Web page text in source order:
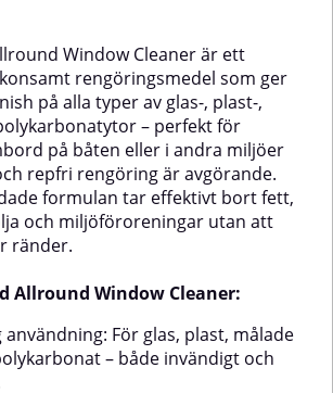
uppnår
effektiv
och
För
och
snabb
No
målade
och
alger,
snabbt
andra metallytor – perfekt för
både regelbundet underhåll och
djuprengöring efter säsongen!✅
Fördelar med Koch-Chemie
Marine Multi CleanerMångsidig
användning – Lämplig för alla
ytor både in- och utvändigtHög
rengöringskraft – Löser upp
smuts, salt, olja och fett
effektivtSkonsam mot material –
Innehåller inhibitorer för
känsliga metallerLätt att använda
– Spädes efter behov och
appliceras enkelt med svamp
Window Cleaner är ett
rengöringsmedel som ger
på alla typer av glas-, plast-,
– perfekt för
på båten eller i andra miljöer
repfri rengöring är avgörande.
formulan tar effektivt bort fett,
och miljöföroreningar utan att
ränder.
Allround Window Cleaner:
användning: För glas, plast, målade
– både invändigt och